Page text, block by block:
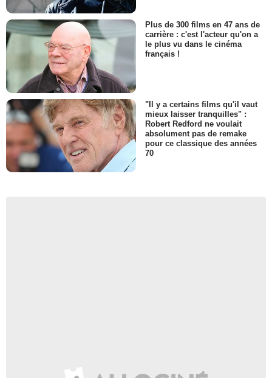
Plus de 300 films en 47 ans de
carrière : c'est l'acteur qu'on a
le plus vu dans le cinéma
français !
"Il y a certains films qu'il vaut
mieux laisser tranquilles" :
Robert Redford ne voulait
absolument pas de remake
pour ce classique des années
70